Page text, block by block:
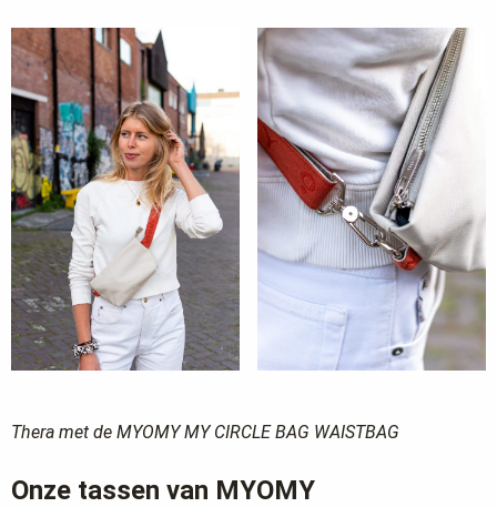
Thera met de MYOMY MY CIRCLE BAG WAISTBAG
Onze tassen van MYOMY